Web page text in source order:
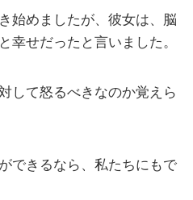
始めましたが、彼女は、脳
幸せだったと言いました。
して怒るべきなのか覚えら
できるなら、私たちにもで